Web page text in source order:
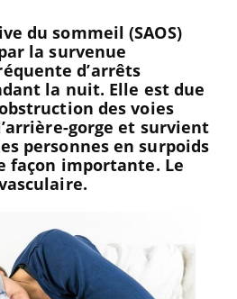
du sommeil (SAOS)
la survenue
d’arrêts
la nuit. Elle est due
des voies
gorge et survient
personnes en surpoids
façon importante. Le